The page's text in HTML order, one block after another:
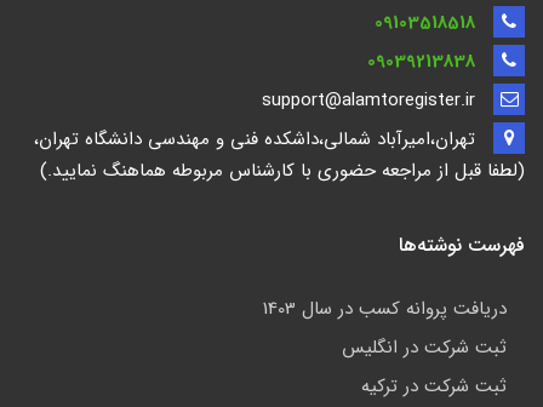
09103518518
09039213838
support@alamtoregister.ir
تهران،امیرآباد شمالی،داشکده فنی و مهندسی دانشگاه تهران،
(لطفا قبل از مراجعه حضوری با کارشناس مربوطه هماهنگ نمایید.)
فهرست نوشته‌ها
دریافت پروانه کسب در سال 1403
ثبت شرکت در انگلیس
ثبت شرکت در ترکیه